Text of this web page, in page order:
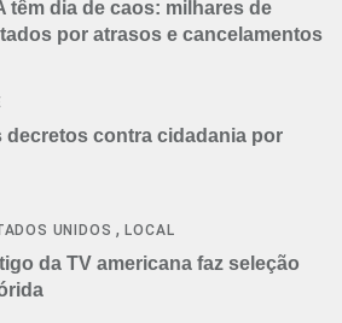
têm dia de caos: milhares de
por atrasos e cancelamentos
decretos contra cidadania por
UNIDOS ,LOCAL
da TV americana faz seleção